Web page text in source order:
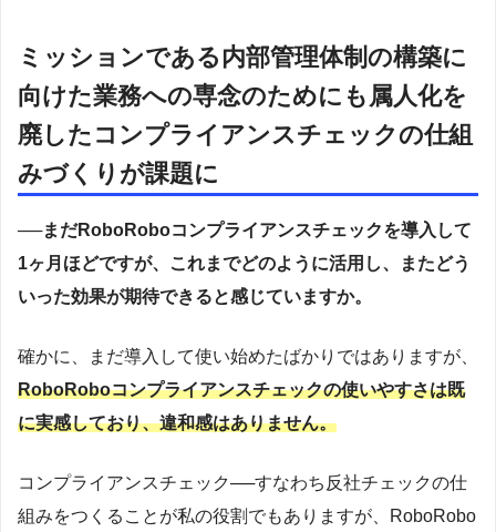
ミッションである内部管理体制の構築に
向けた業務への専念のためにも属人化を
廃したコンプライアンスチェックの仕組
みづくりが課題に
──まだRoboRoboコンプライアンスチェックを導入して
1ヶ月ほどですが、これまでどのように活用し、またどう
いった効果が期待できると感じていますか。
確かに、まだ導入して使い始めたばかりではありますが、
RoboRoboコンプライアンスチェックの使いやすさは既
に実感しており、違和感はありません。
コンプライアンスチェック──すなわち反社チェックの仕
組みをつくることが私の役割でもありますが、RoboRobo